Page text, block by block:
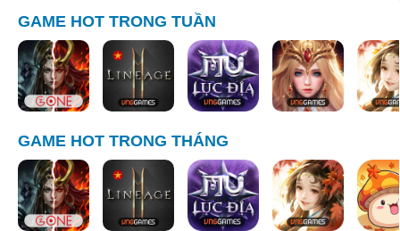
GAME HOT TRONG TUẦN
GAME HOT TRONG THÁNG